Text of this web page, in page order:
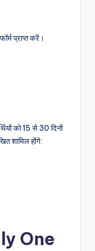
प्राप्त करें।
को 15 से 30 दिनों
शामिल होंगे:
One